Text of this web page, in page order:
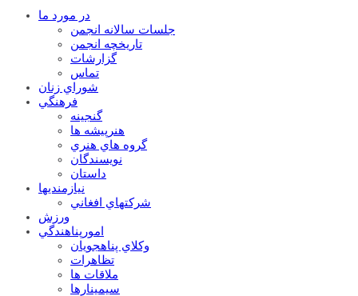
در مورد ما
جلسات سالانه انجمن
تاریخچه انجمن
گزارشات
تماس
شوراي زنان
فرهنگي
گنجينه
هنرپيشه ها
گروه هاي هنري
نويسندگان
داستان
نيازمنديها
شرکتهاي افغاني
ورزش
امورپناهندگي
وکلاي پناهجويان
تظاهرات
ملاقات ها
سيمينارها